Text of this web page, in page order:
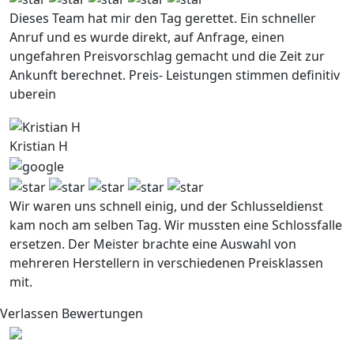
Dieses Team hat mir den Tag gerettet. Ein schneller
Anruf und es wurde direkt, auf Anfrage, einen
ungefahren Preisvorschlag gemacht und die Zeit zur
Ankunft berechnet. Preis- Leistungen stimmen definitiv
uberein
Kristian H
Wir waren uns schnell einig, und der Schlusseldienst
kam noch am selben Tag. Wir mussten eine Schlossfalle
ersetzen. Der Meister brachte eine Auswahl von
mehreren Herstellern in verschiedenen Preisklassen
mit.
Verlassen Bewertungen